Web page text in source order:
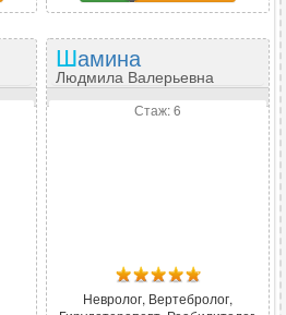
Шамина
Людмила Валерьевна
Стаж: 6
Невролог, Вертебролог,